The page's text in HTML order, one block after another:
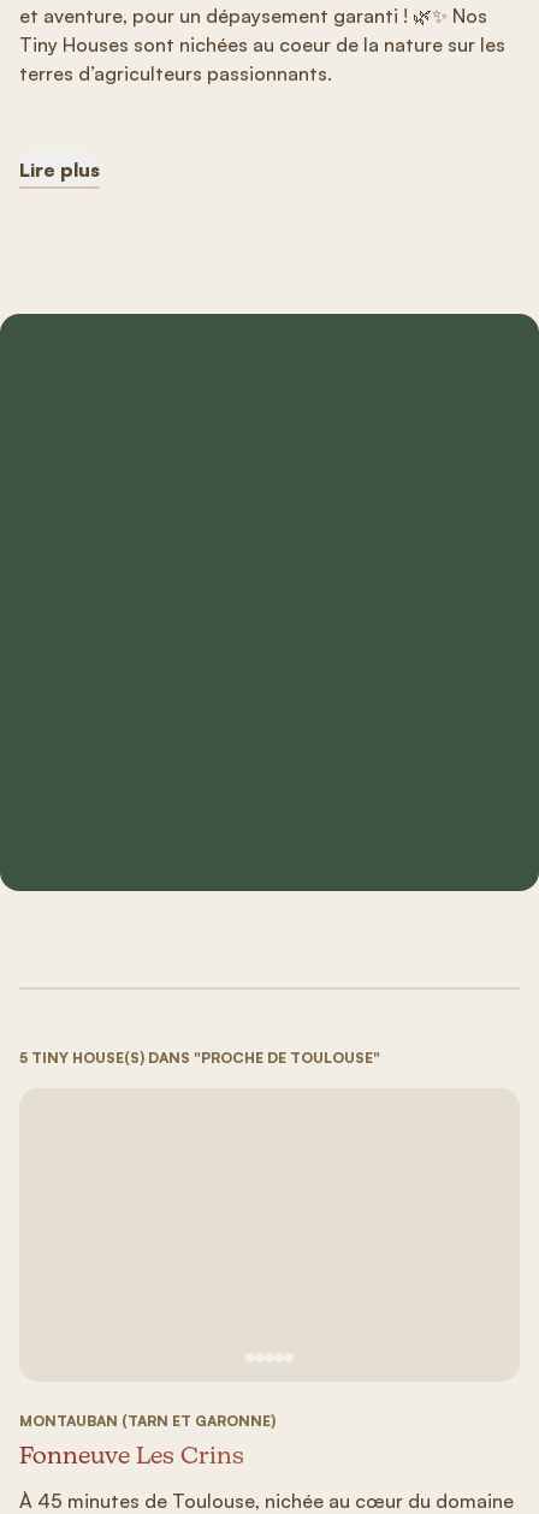
et aventure, pour un dépaysement garanti ! 🌿✨ Nos
Tiny Houses sont nichées au coeur de la nature sur les
terres d’agriculteurs passionnants.
Lire plus
5 TINY HOUSE(S) DANS "PROCHE DE TOULOUSE"
MONTAUBAN (TARN ET GARONNE)
Fonneuve Les Crins
À 45 minutes de Toulouse, nichée au cœur du domaine